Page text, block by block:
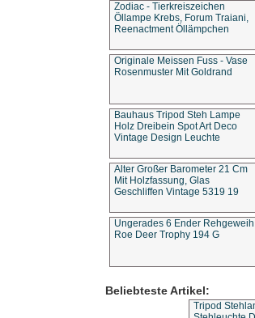
Zodiac - Tierkreiszeichen
Öllampe Krebs, Forum Traiani,
Reenactment Öllämpchen
Originale Meissen Fuss - Vase
Rosenmuster Mit Goldrand
Bauhaus Tripod Steh Lampe
Holz Dreibein Spot Art Deco
Vintage Design Leuchte
Alter Großer Barometer 21 Cm
Mit Holzfassung, Glas
Geschliffen Vintage 5319 19
Ungerades 6 Ender Rehgeweih
Roe Deer Trophy 194 G
Beliebteste Artikel:
Tripod